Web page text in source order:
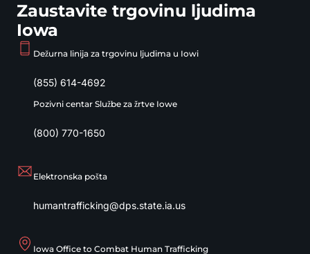
Zaustavite trgovinu ljudima
Iowa
Dežurna linija za trgovinu ljudima u Iowi
(855) 614-4692
Pozivni centar Službe za žrtve Iowe
(800) 770-1650
Elektronska pošta
humantrafficking@dps.state.ia.us
Iowa Office to Combat Human Trafficking